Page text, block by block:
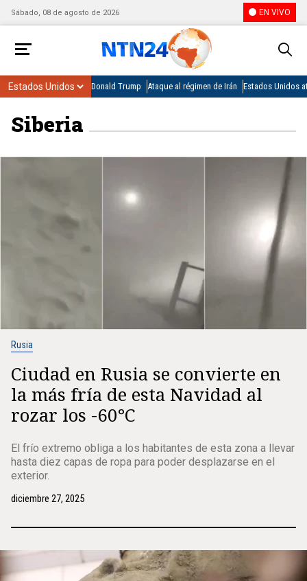
Sábado, 08 de agosto de 2026 EN VIVO
Donald Trump Ataque al régimen de Irán Estados Unidos
Siberia
Rusia
Ciudad en Rusia se convierte en
la más fría de esta Navidad al
rozar los -60°C
El frío extremo obliga a los habitantes de esta zona a llevar
hasta diez capas de ropa para poder desplazarse en el
exterior.
diciembre 27, 2025